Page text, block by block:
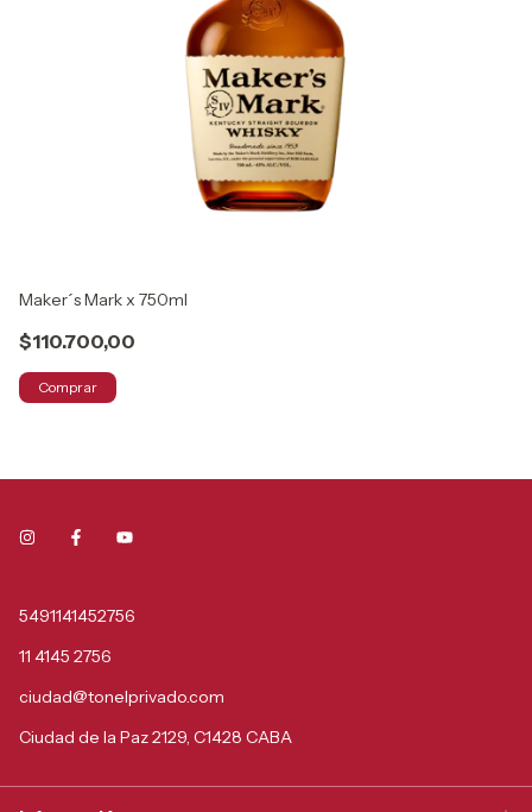
Maker´s Mark x 750ml
$110.700,00
Comprar
5491141452756
11 4145 2756
ciudad@tonelprivado.com
Ciudad de la Paz 2129, C1428 CABA